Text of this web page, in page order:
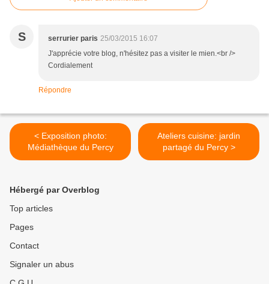
S serrurier paris 25/03/2015 16:07
J'apprécie votre blog, n'hésitez pas a visiter le mien.<br />
Cordialement
Répondre
< Exposition photo:
Médiathèque du Percy
Ateliers cuisine: jardin
partagé du Percy >
Hébergé par Overblog
Top articles
Pages
Contact
Signaler un abus